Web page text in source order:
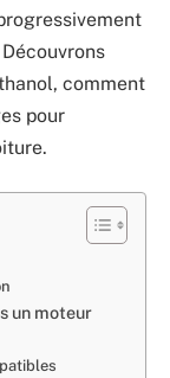
comment
pour
un moteur